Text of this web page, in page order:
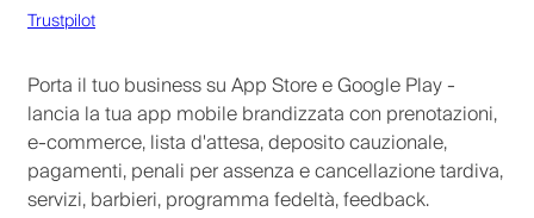
Trustpilot
Porta il tuo business su App Store e Google Play -
lancia la tua app mobile brandizzata con prenotazioni,
e-commerce, lista d'attesa, deposito cauzionale,
pagamenti, penali per assenza e cancellazione tardiva,
servizi, barbieri, programma fedeltà, feedback.